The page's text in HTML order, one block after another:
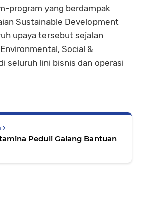
program yang berdampak
Sustainable Development
upaya tersebut sejalan
Social &
seluruh lini bisnis dan operasi
Peduli Galang Bantuan